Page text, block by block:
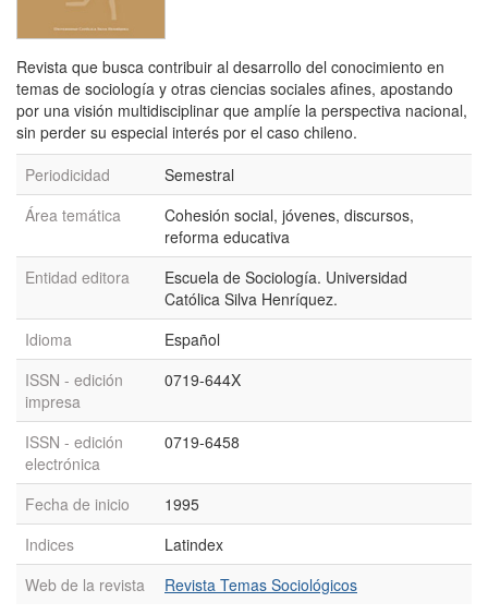
Revista que busca contribuir al desarrollo del conocimiento en
temas de sociología y otras ciencias sociales afines, apostando
por una visión multidisciplinar que amplíe la perspectiva nacional,
sin perder su especial interés por el caso chileno.
Periodicidad
Semestral
Área temática
Cohesión social, jóvenes, discursos,
reforma educativa
Entidad editora
Escuela de Sociología. Universidad
Católica Silva Henríquez.
Idioma
Español
ISSN - edición
impresa
0719-644X
ISSN - edición
electrónica
0719-6458
Fecha de inicio
1995
Indices
Latindex
Web de la revista
Revista Temas Sociológicos